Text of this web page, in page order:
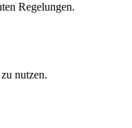
Regelungen.
nutzen.